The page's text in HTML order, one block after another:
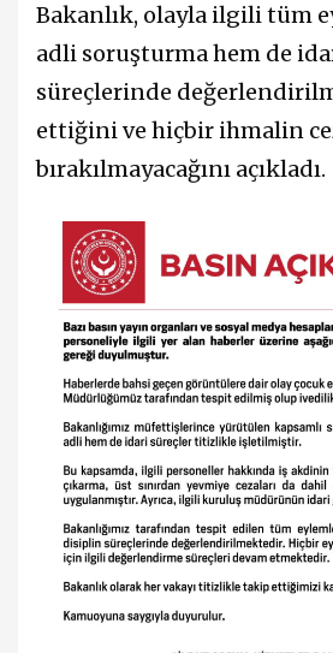
Bakanlık, olayla ilgili tüm
adli soruşturma hem de
süreçlerinde
ettiğini ve hiçbir ihmalin
bırakılmayacağını açıkladı.